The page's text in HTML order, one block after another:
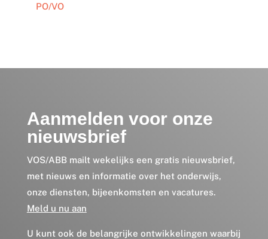
PO/VO
Aanmelden voor onze
nieuwsbrief
VOS/ABB mailt wekelijks een gratis nieuwsbrief,
met nieuws en informatie over het onderwijs,
onze diensten, bijeenkomsten en vacatures.
Meld u nu aan
U kunt ook de belangrijke ontwikkelingen waarbij